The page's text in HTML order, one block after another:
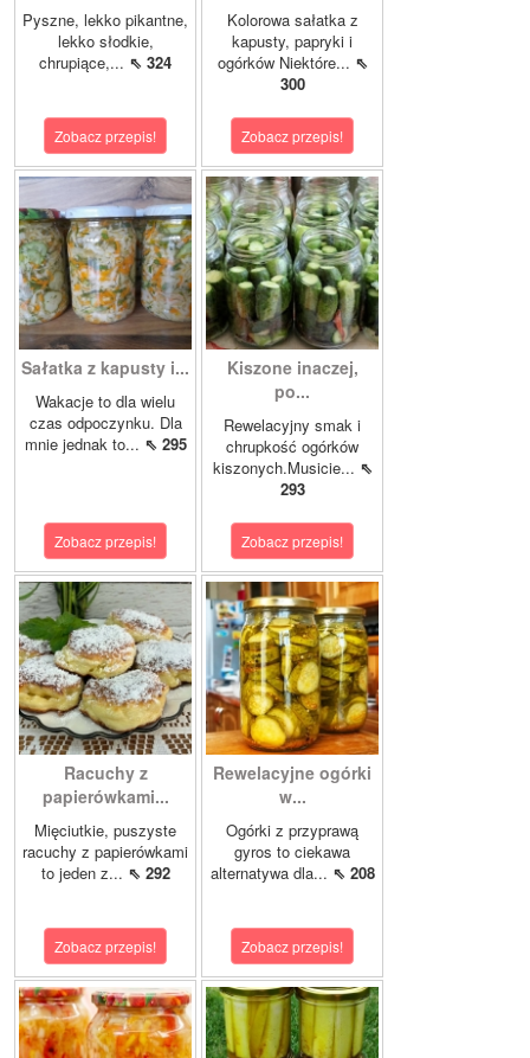
Pyszne, lekko pikantne,
lekko słodkie,
chrupiące,... ⇖ 324
Zobacz przepis!
Kolorowa sałatka z
kapusty, papryki i
ogórków Niektóre... ⇖
300
Zobacz przepis!
Sałatka z kapusty i...
Wakacje to dla wielu
czas odpoczynku. Dla
mnie jednak to... ⇖ 295
Zobacz przepis!
Kiszone inaczej,
po...
Rewelacyjny smak i
chrupkość ogórków
kiszonych.Musicie... ⇖
293
Zobacz przepis!
Racuchy z
papierówkami...
Mięciutkie, puszyste
racuchy z papierówkami
to jeden z... ⇖ 292
Zobacz przepis!
Rewelacyjne ogórki
w...
Ogórki z przyprawą
gyros to ciekawa
alternatywa dla... ⇖ 208
Zobacz przepis!